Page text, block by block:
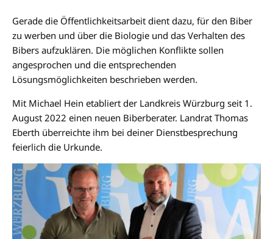
Gerade die Öffentlichkeitsarbeit dient dazu, für den Biber
zu werben und über die Biologie und das Verhalten des
Bibers aufzuklären. Die möglichen Konflikte sollen
angesprochen und die entsprechenden
Lösungsmöglichkeiten beschrieben werden.
Mit Michael Hein etabliert der Landkreis Würzburg seit 1.
August 2022 einen neuen Biberberater. Landrat Thomas
Eberth überreichte ihm bei deiner Dienstbesprechung
feierlich die Urkunde.